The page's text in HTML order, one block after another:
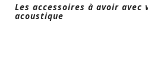
Les accessoires à avoir avec
acoustique